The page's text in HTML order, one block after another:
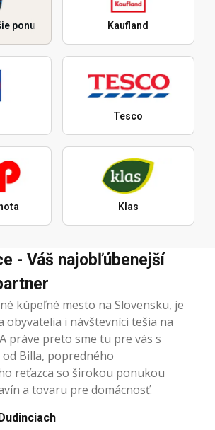
ponuky Kaufland
Tesco
Klas
- Váš najobľúbenejší
kúpeľné mesto na Slovensku, je
obyvatelia i návštevníci tešia na
práve preto sme tu pre vás s
Billa, popredného
reťazca so širokou ponukou
a tovaru pre domácnosť.